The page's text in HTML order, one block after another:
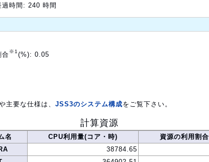
過時間: 240 時間
合※1 (%): 0.05
主要な仕様は、 JSS3のシステム構成をご覧下さい。
計算資源
名 CPU利用量(コア・時) 資源の利用割合
38784.65